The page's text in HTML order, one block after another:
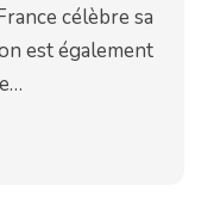
célèbre sa
est également